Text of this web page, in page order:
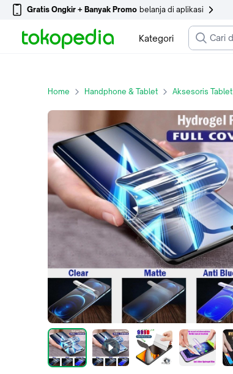
Gratis Ongkir + Banyak Promo belanja di aplikasi
Kategori
Home Handphone & Tablet Aksesoris Tablet